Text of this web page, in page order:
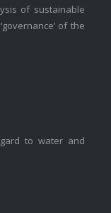
of sustainable
of the
to water and